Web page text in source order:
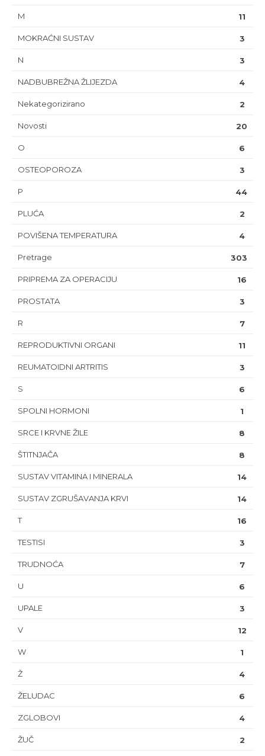
M 11
MOKRAĆNI SUSTAV 3
N 3
NADBUBREŽNA ŽLIJEZDA 4
Nekategorizirano 2
Novosti 20
O 6
OSTEOPOROZA 3
P 44
PLUĆA 2
POVIŠENA TEMPERATURA 4
Pretrage 303
PRIPREMA ZA OPERACIJU 16
PROSTATA 3
R 7
REPRODUKTIVNI ORGANI 11
REUMATOIDNI ARTRITIS 3
S 6
SPOLNI HORMONI 1
SRCE I KRVNE ŽILE 8
ŠTITNJAČA 8
SUSTAV VITAMINA I MINERALA 14
SUSTAV ZGRUŠAVANJA KRVI 14
T 16
TESTISI 3
TRUDNOĆA 7
U 6
UPALE 3
V 12
W 1
Ž 4
ŽELUDAC 6
ZGLOBOVI 4
ŽUČ 2